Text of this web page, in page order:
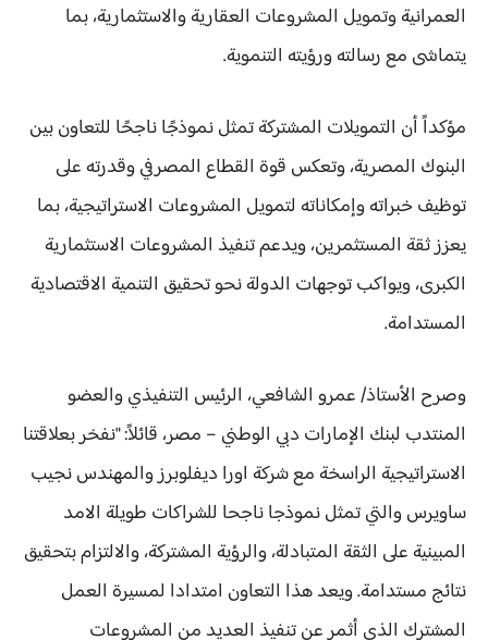
العمرانية وتمويل المشروعات العقارية والاستثمارية، بما
يتماشى مع رسالته ورؤيته التنموية.
مؤكداً أن التمويلات المشتركة تمثل نموذجًا ناجحًا للتعاون بين
البنوك المصرية، وتعكس قوة القطاع المصرفي وقدرته على
توظيف خبراته وإمكاناته لتمويل المشروعات الاستراتيجية، بما
يعزز ثقة المستثمرين، ويدعم تنفيذ المشروعات الاستثمارية
الكبرى، ويواكب توجهات الدولة نحو تحقيق التنمية الاقتصادية
المستدامة.
وصرح الأستاذ/ عمرو الشافعي، الرئيس التنفيذي والعضو
المنتدب لبنك الإمارات دبي الوطني – مصر، قائلاً: "نفخر بعلاقتنا
الاستراتيجية الراسخة مع شركة اورا ديفلوبرز والمهندس نجيب
ساويرس والتي تمثل نموذجا ناجحا للشراكات طويلة الامد
المبينية على الثقة المتبادلة، والرؤية المشتركة، والالتزام بتحقيق
نتائج مستدامة. ويعد هذا التعاون امتدادا لمسيرة العمل
المشترك الذي أثمر عن تنفيذ العديد من المشروعات